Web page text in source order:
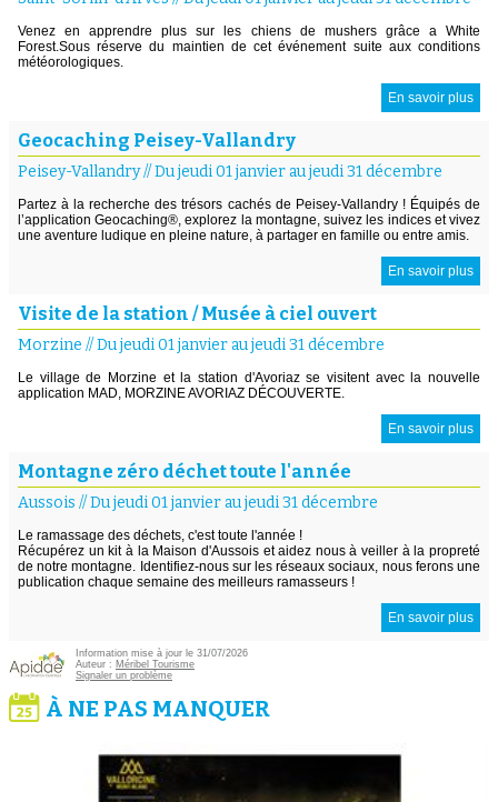
Venez en apprendre plus sur les chiens de mushers grâce a White
Forest.Sous réserve du maintien de cet événement suite aux conditions
météorologiques.
En savoir plus
Geocaching Peisey-Vallandry
Peisey-Vallandry//Du jeudi 01 janvier au jeudi 31 décembre
Partez à la recherche des trésors cachés de Peisey-Vallandry ! Équipés de
l’application Geocaching®, explorez la montagne, suivez les indices et vivez
une aventure ludique en pleine nature, à partager en famille ou entre amis.
En savoir plus
Visite de la station / Musée à ciel ouvert
Morzine //Du jeudi 01 janvier au jeudi 31 décembre
Le village de Morzine et la station d'Avoriaz se visitent avec la nouvelle
application MAD, MORZINE AVORIAZ DÉCOUVERTE.
En savoir plus
Montagne zéro déchet toute l'année
Aussois //Du jeudi 01 janvier au jeudi 31 décembre
Le ramassage des déchets, c'est toute l'année !
Récupérez un kit à la Maison d'Aussois et aidez nous à veiller à la propreté
de notre montagne. Identifiez-nous sur les réseaux sociaux, nous ferons une
publication chaque semaine des meilleurs ramasseurs !
En savoir plus
Information mise à jour le 31/07/2026
Auteur : Méribel Tourisme
Signaler un problème
À NE PAS MANQUER